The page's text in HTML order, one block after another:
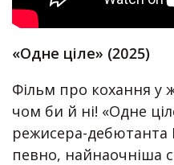
«Одне ціле» (2025)
Фільм про кохання у
чом би й ні! «Одне
режисера-
певно, найнаочніша